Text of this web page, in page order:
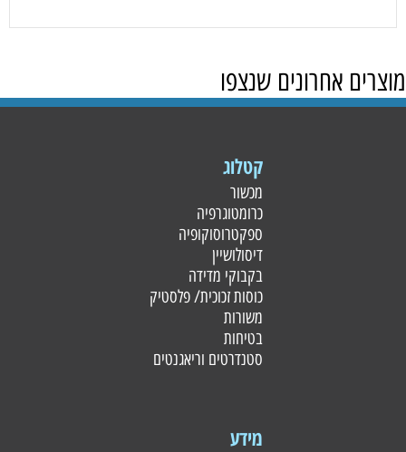
מוצרים אחרונים שנצפו
קטלוג
מכשור
כרומטוגרפיה
ספקטרוסוקופיה
דיסולושיין
בקבוקי מדידה
כוסות זכוכית/ פלסטיק
משורות
בטיחות
סטנדרטים וריאגנטים
מידע